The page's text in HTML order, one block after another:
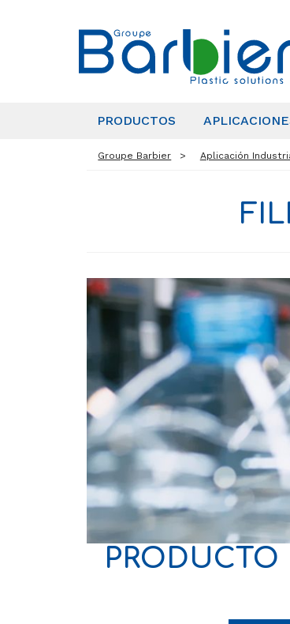
PRODUCTOS
Groupe Barbier Aplicación